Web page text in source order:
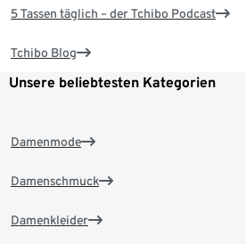
5 Tassen täglich – der Tchibo Podcast
Tchibo Blog
Unsere beliebtesten Kategorien
Damenmode
Damenschmuck
Damenkleider